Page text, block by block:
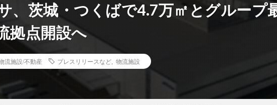
、茨城・つくばで4.7万㎡とグループ
拠点開設へ
流施設/不動産 プレスリリースなど 物流施設